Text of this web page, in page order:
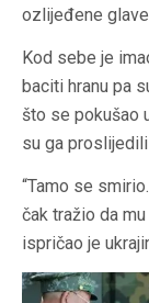
ozlijeđene
Kod sebe je
baciti hranu pa
što se pokušao
su ga
“Tamo se
čak tražio da
ispričao je